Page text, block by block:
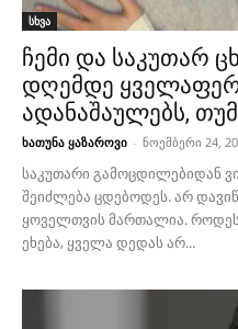
სხვა
ჩემი და საკუთარ
დღემდე
ადანაშაულებს,
ხათუნა ყაზაროვი - ნოემბერი 24,
საკუთარი გამოცდილებიდან
შეიძლება ცდებოდეს. არ
ყოველთვის მართალია.
ეხება, ყველა დედას არ...